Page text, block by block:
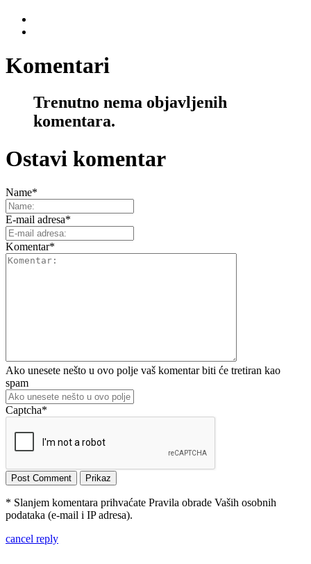
Komentari
Trenutno nema objavljenih
komentara.
Ostavi komentar
Name*
E-mail adresa*
Komentar*
Ako unesete nešto u ovo polje vaš komentar biti će tretiran kao
spam
Captcha*
* Slanjem komentara prihvaćate Pravila obrade Vaših osobnih
podataka (e-mail i IP adresa).
cancel reply